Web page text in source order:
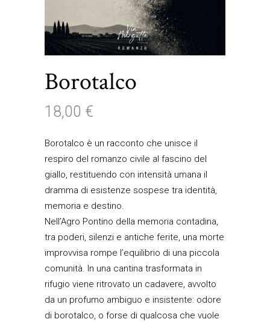
Borotalco
18,00 €
Borotalco è un racconto che unisce il
respiro del romanzo civile al fascino del
giallo, restituendo con intensità umana il
dramma di esistenze sospese tra identità,
memoria e destino.
Nell’Agro Pontino della memoria contadina,
tra poderi, silenzi e antiche ferite, una morte
improvvisa rompe l’equilibrio di una piccola
comunità. In una cantina trasformata in
rifugio viene ritrovato un cadavere, avvolto
da un profumo ambiguo e insistente: odore
di borotalco, o forse di qualcosa che vuole